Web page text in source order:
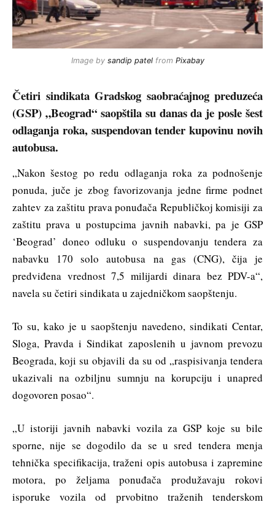
Image by sandip patelfrom Pixabay
Četiri sindikata Gradskog saobraćajnog preduzeća
(GSP) „Beograd“ saopštila su danas da je posle šest
odlaganja roka, suspendovan tender kupovinu novih
autobusa.
„Nakon šestog po redu odlaganja roka za podnošenje
ponuda, juče je zbog favorizovanja jedne firme podnet
zahtev za zaštitu prava ponuđača Republičkoj komisiji za
zaštitu prava u postupcima javnih nabavki, pa je GSP
‘Beograd’ doneo odluku o suspendovanju tendera za
nabavku 170 solo autobusa na gas (CNG), čija je
predviđena vrednost 7,5 milijardi dinara bez PDV-a“,
navela su četiri sindikata u zajedničkom saopštenju.
To su, kako je u saopštenju navedeno, sindikati Centar,
Sloga, Pravda i Sindikat zaposlenih u javnom prevozu
Beograda, koji su objavili da su od „raspisivanja tendera
ukazivali na ozbiljnu sumnju na korupciju i unapred
dogovoren posao“.
„U istoriji javnih nabavki vozila za GSP koje su bile
sporne, nije se dogodilo da se u sred tendera menja
tehnička specifikacija, traženi opis autobusa i zapremine
motora, po željama ponuđača produžavaju rokovi
isporuke vozila od prvobitno traženih tenderskom